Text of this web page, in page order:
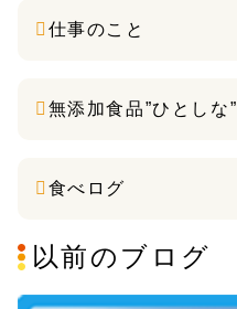
仕事のこと
無添加食品”ひとしな”
食べログ
以前のブログ